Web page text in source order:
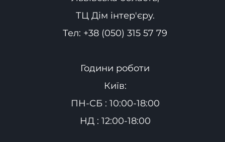
ТЦ Дім інтер'єру.
Тел: +38 (050) 315 57 79
Години роботи
Київ:
ПН-СБ : 10:00-18:00
НД : 12:00-18:00